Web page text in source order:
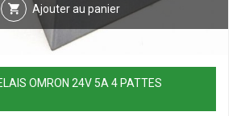
Ajouter au panier
OMRON 24V 5A 4 PATTES